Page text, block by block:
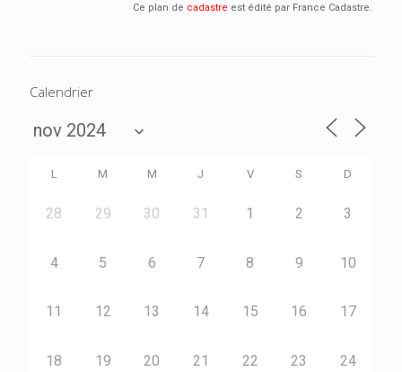
Ce plan de cadastre est édité par France Cadastre.
Calendrier
L M M J V S D
28 29 30 31 1 2 3
4 5 6 7 8 9 10
11 12 13 14 15 16 17
18 19 20 21 22 23 24